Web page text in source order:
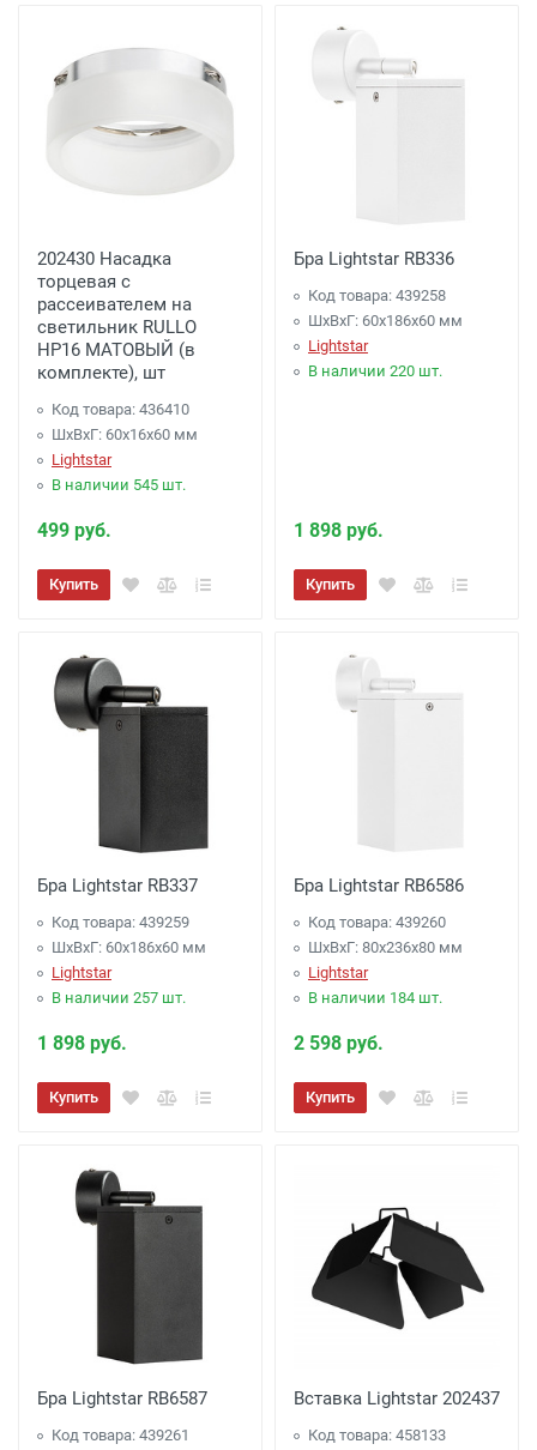
202430 Насадка
торцевая с
рассеивателем на
светильник RULLO
HP16 МАТОВЫЙ (в
комплекте), шт
Код товара: 436410
ШхВхГ: 60x16x60 мм
Lightstar
В наличии 545 шт.
499 руб.
Купить
Бра Lightstar RB336
Код товара: 439258
ШхВхГ: 60x186x60 мм
Lightstar
В наличии 220 шт.
1 898 руб.
Купить
Бра Lightstar RB337
Код товара: 439259
ШхВхГ: 60x186x60 мм
Lightstar
В наличии 257 шт.
1 898 руб.
Купить
Бра Lightstar RB6586
Код товара: 439260
ШхВхГ: 80x236x80 мм
Lightstar
В наличии 184 шт.
2 598 руб.
Купить
Бра Lightstar RB6587
Код товара: 439261
Вставка Lightstar 202437
Код товара: 458133